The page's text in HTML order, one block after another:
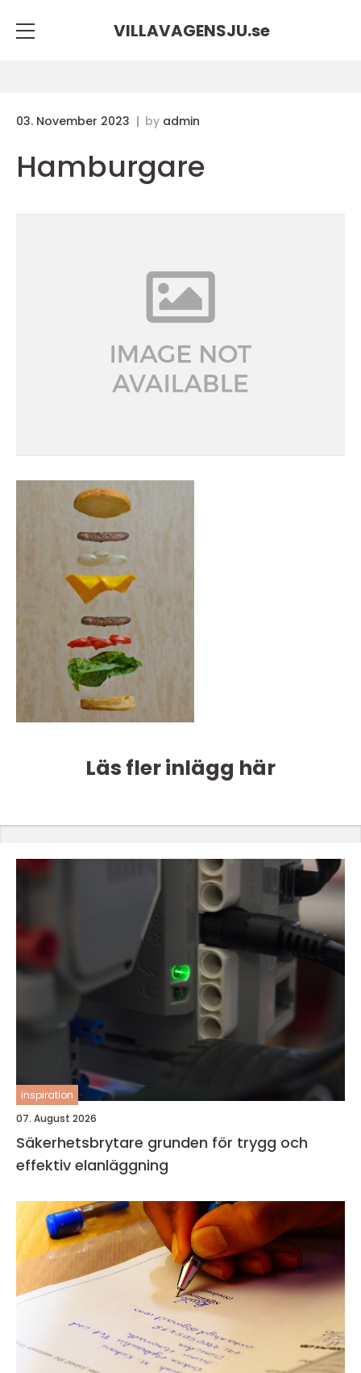
VILLAVAGENSJU.se
03. November 2023 by admin
Hamburgare
Läs fler inlägg här
inspiration
07. August 2026
Säkerhetsbrytare grunden för trygg och
effektiv elanläggning